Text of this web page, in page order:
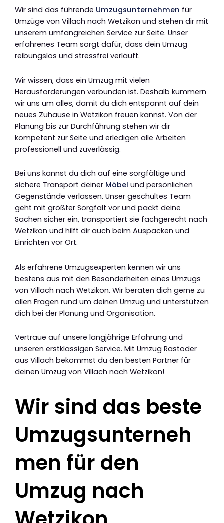
Wir sind das führende Umzugsunternehmen für
Umzüge von Villach nach Wetzikon und stehen dir mit
unserem umfangreichen Service zur Seite. Unser
erfahrenes Team sorgt dafür, dass dein Umzug
reibungslos und stressfrei verläuft.
Wir wissen, dass ein Umzug mit vielen
Herausforderungen verbunden ist. Deshalb kümmern
wir uns um alles, damit du dich entspannt auf dein
neues Zuhause in Wetzikon freuen kannst. Von der
Planung bis zur Durchführung stehen wir dir
kompetent zur Seite und erledigen alle Arbeiten
professionell und zuverlässig.
Bei uns kannst du dich auf eine sorgfältige und
sichere Transport deiner Möbel und persönlichen
Gegenstände verlassen. Unser geschultes Team
geht mit größter Sorgfalt vor und packt deine
Sachen sicher ein, transportiert sie fachgerecht nach
Wetzikon und hilft dir auch beim Auspacken und
Einrichten vor Ort.
Als erfahrene Umzugsexperten kennen wir uns
bestens aus mit den Besonderheiten eines Umzugs
von Villach nach Wetzikon. Wir beraten dich gerne zu
allen Fragen rund um deinen Umzug und unterstützen
dich bei der Planung und Organisation.
Vertraue auf unsere langjährige Erfahrung und
unseren erstklassigen Service. Mit Umzug Rastoder
aus Villach bekommst du den besten Partner für
deinen Umzug von Villach nach Wetzikon!
Wir sind das beste
Umzugsunterneh
men für den
Umzug nach